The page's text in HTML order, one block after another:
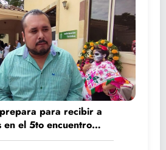
para recibir a
en el 5to encuentro